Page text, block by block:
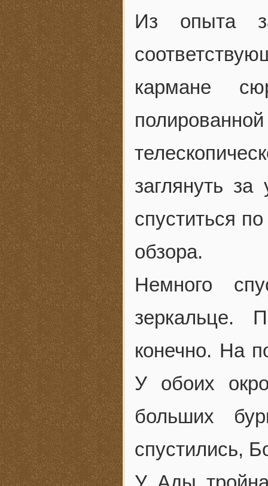
Из опыта
кармане
заглянуть
спуститься
обзора.
Немного
зеркальце.
конечно. На
У обоих
больших
спустились,